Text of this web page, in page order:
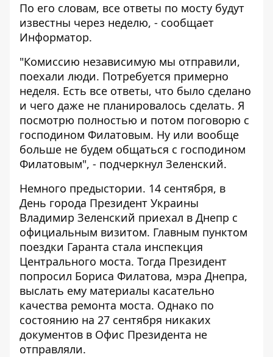
По его словам, все ответы по мосту будут
известны через неделю, - сообщает
Информатор.
"Комиссию независимую мы отправили,
поехали люди. Потребуется примерно
неделя. Есть все ответы, что было сделано
и чего даже не планировалось сделать. Я
посмотрю полностью и потом поговорю с
господином Филатовым. Ну или вообще
больше не будем общаться с господином
Филатовым", - подчеркнул Зеленский.
Немного предыстории. 14 сентября, в
День города Президент Украины
Владимир Зеленский приехал в Днепр с
официальным визитом. Главным пунктом
поездки Гаранта стала инспекция
Центрального моста. Тогда Президент
попросил Бориса Филатова, мэра Днепра,
выслать ему материалы касательно
качества ремонта моста. Однако по
состоянию на 27 сентября никаких
документов в Офис Президента не
отправляли.